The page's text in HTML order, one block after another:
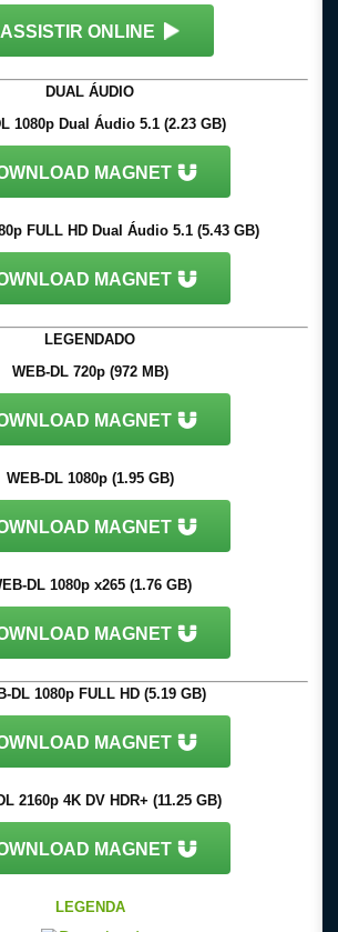
ASSISTIR ONLINE
DUAL ÁUDIO
1080p Dual Áudio 5.1 (2.23 GB)
MAGNET
FULL HD Dual Áudio 5.1 (5.43 GB)
MAGNET
LEGENDADO
WEB-DL 720p (972 MB)
MAGNET
WEB-DL 1080p (1.95 GB)
MAGNET
DL 1080p x265 (1.76 GB)
MAGNET
DL 1080p FULL HD (5.19 GB)
MAGNET
2160p 4K DV HDR+ (11.25 GB)
MAGNET
LEGENDA